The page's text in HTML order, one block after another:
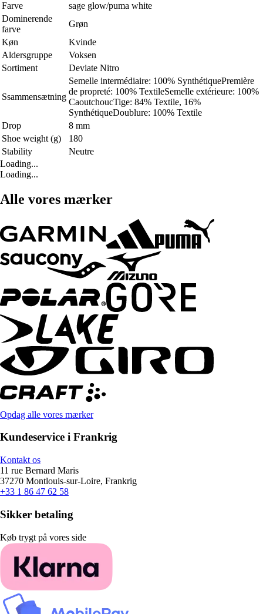
Farve
sage glow/puma white
Dominerende
farve
Grøn
Køn
Kvinde
Aldersgruppe
Voksen
Sortiment
Deviate Nitro
Ssammensætning
Semelle intermédiaire: 100% SynthétiquePremière
de propreté: 100% TextileSemelle extérieure: 100%
CaoutchoucTige: 84% Textile, 16%
SynthétiqueDoublure: 100% Textile
Drop
8 mm
Shoe weight (g)
180
Stability
Neutre
Loading...
Loading...
Alle vores mærker
Opdag alle vores mærker
Kundeservice i Frankrig
Kontakt os
11 rue Bernard Maris
37270 Montlouis-sur-Loire, Frankrig
+33 1 86 47 62 58
Sikker betaling
Køb trygt på vores side